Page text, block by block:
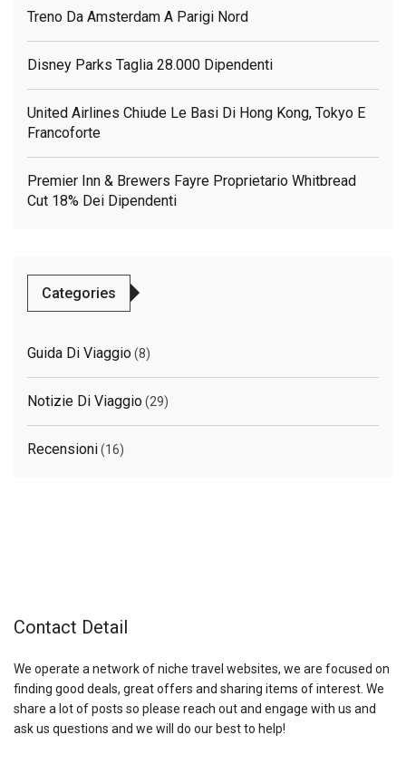
Treno Da Amsterdam A Parigi Nord
Disney Parks Taglia 28.000 Dipendenti
United Airlines Chiude Le Basi Di Hong Kong, Tokyo E
Francoforte
Premier Inn & Brewers Fayre Proprietario Whitbread
Cut 18% Dei Dipendenti
Categories
Guida Di Viaggio(8)
Notizie Di Viaggio(29)
Recensioni(16)
Contact Detail
We operate a network of niche travel websites, we are focused on
finding good deals, great offers and sharing items of interest. We
share a lot of posts so please reach out and engage with us and
ask us questions and we will do our best to help!